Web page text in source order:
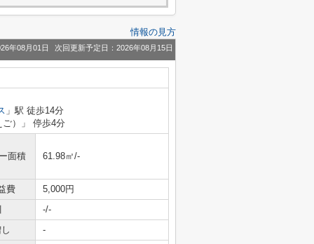
情報の見方
年08月01日 次回更新予定日：2026年08月15日
」駅 徒歩14分
）」 停歩4分
面積 61.98㎡/-
費
5,000円
-/-
-